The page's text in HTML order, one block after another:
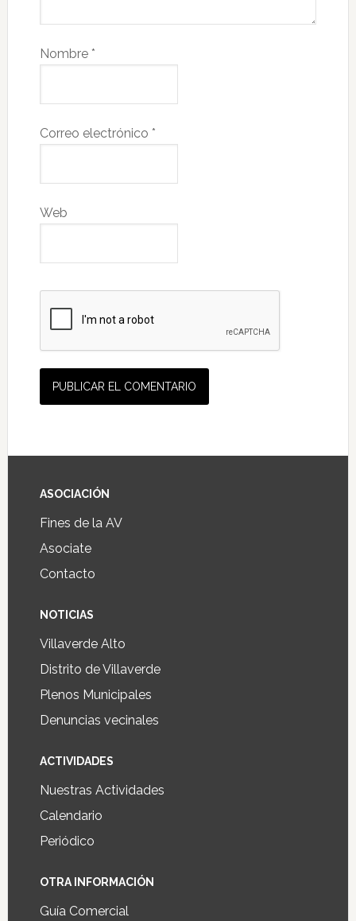
Nombre *
Correo electrónico *
Web
ASOCIACIÓN
Fines de la AV
Asociate
Contacto
NOTICIAS
Villaverde Alto
Distrito de Villaverde
Plenos Municipales
Denuncias vecinales
ACTIVIDADES
Nuestras Actividades
Calendario
Periódico
OTRA INFORMACIÓN
Guía Comercial